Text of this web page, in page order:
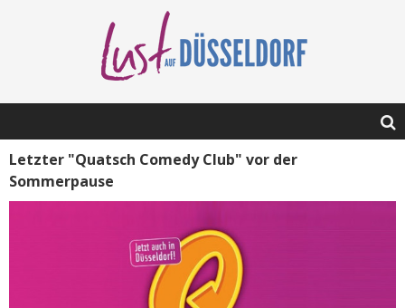
Letzter "Quatsch Comedy Club" vor der
Sommerpause